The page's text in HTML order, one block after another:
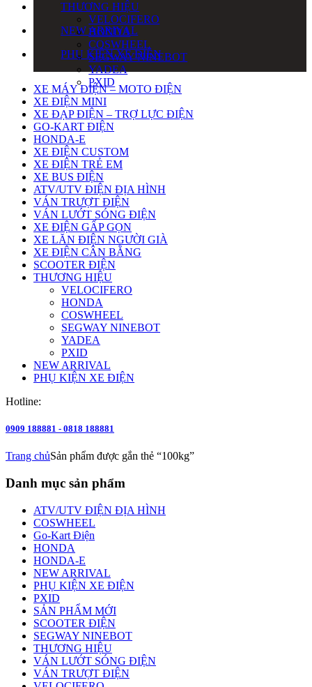
THƯƠNG HIỆU
VELOCIFERO
HONDA
COSWHEEL
SEGWAY NINEBOT
YADEA
PXID
NEW ARRIVAL
PHỤ KIỆN XE ĐIỆN
XE MÁY ĐIỆN – MOTO ĐIỆN
XE ĐIỆN MINI
XE ĐẠP ĐIỆN – TRỢ LỰC ĐIỆN
GO-KART ĐIỆN
HONDA-E
XE ĐIỆN CUSTOM
XE ĐIỆN TRẺ EM
XE BUS ĐIỆN
ATV/UTV ĐIỆN ĐỊA HÌNH
VÁN TRƯỢT ĐIỆN
VÁN LƯỚT SÓNG ĐIỆN
XE ĐIỆN GẤP GỌN
XE LĂN ĐIỆN NGƯỜI GIÀ
XE ĐIỆN CÂN BẰNG
SCOOTER ĐIỆN
THƯƠNG HIỆU
VELOCIFERO
HONDA
COSWHEEL
SEGWAY NINEBOT
YADEA
PXID
NEW ARRIVAL
PHỤ KIỆN XE ĐIỆN
Hotline:
0909 188881 - 0818 188881
Trang chủSản phẩm được gắn thẻ “100kg”
Danh mục sản phẩm
ATV/UTV ĐIỆN ĐỊA HÌNH
COSWHEEL
Go-Kart Điện
HONDA
HONDA-E
NEW ARRIVAL
PHỤ KIỆN XE ĐIỆN
PXID
SẢN PHẨM MỚI
SCOOTER ĐIỆN
SEGWAY NINEBOT
THƯƠNG HIỆU
VÁN LƯỚT SÓNG ĐIỆN
VÁN TRƯỢT ĐIỆN